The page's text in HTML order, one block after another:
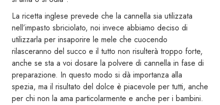
La ricetta inglese prevede che la cannella sia utilizzata
nell’impasto sbriciolato, noi invece abbiamo deciso di
utilizzarla per insaporire le mele che cuocendo
rilasceranno del succo e il tutto non risulterà troppo forte,
anche se sta a voi dosare la polvere di cannella in fase di
preparazione. In questo modo si dà importanza alla
spezia, ma il risultato del dolce è piacevole per tutti, anche
per chi non la ama particolarmente e anche per i bambini.